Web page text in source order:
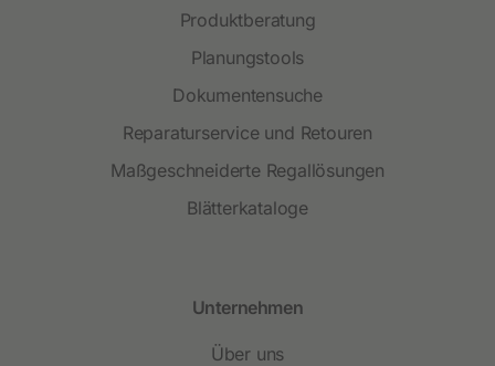
Produktberatung
Planungstools
Dokumentensuche
Reparaturservice und Retouren
Maßgeschneiderte Regallösungen
Blätterkataloge
Unternehmen
Über uns